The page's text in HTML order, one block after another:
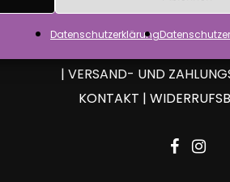
Datenschutzerklärung
|VERSAND- UND
KONTAKT |
facebook